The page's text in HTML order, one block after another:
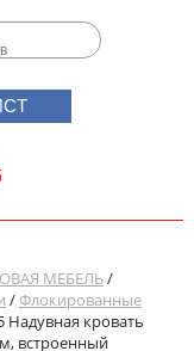
МЕБЕЛЬ/
/Флокированные
Надувная кровать
встроенный